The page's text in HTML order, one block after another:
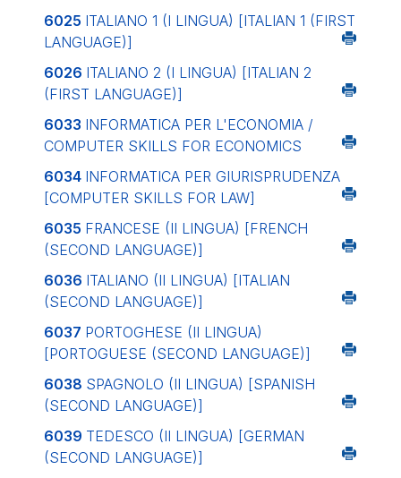
6025 ITALIANO 1 (I LINGUA) [ITALIAN 1 (FIRST
LANGUAGE)]
6026 ITALIANO 2 (I LINGUA) [ITALIAN 2
(FIRST LANGUAGE)]
6033 INFORMATICA PER L'ECONOMIA /
COMPUTER SKILLS FOR ECONOMICS
6034 INFORMATICA PER GIURISPRUDENZA
[COMPUTER SKILLS FOR LAW]
6035 FRANCESE (II LINGUA) [FRENCH
(SECOND LANGUAGE)]
6036 ITALIANO (II LINGUA) [ITALIAN
(SECOND LANGUAGE)]
6037 PORTOGHESE (II LINGUA)
[PORTOGUESE (SECOND LANGUAGE)]
6038 SPAGNOLO (II LINGUA) [SPANISH
(SECOND LANGUAGE)]
6039 TEDESCO (II LINGUA) [GERMAN
(SECOND LANGUAGE)]